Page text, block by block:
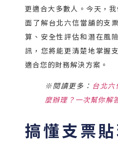
更適合大多數人。今天，
面了解台北六信當舖的支
算、安全性評估和潛在風
訊，您將能更清楚地掌握
適合您的財務解決方案。
※閱讀更多： 台北
麼辦理？一次幫你解
搞懂支票